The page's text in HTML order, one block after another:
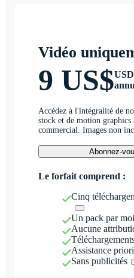
Vidéo
9 US$
Accédez à l'intégralité de
stock et de motion graphics
commercial. Images non
Abonnez-
Le forfait comprend :
Cinq
Un pack par
Aucune
Assistance
Sans publicités